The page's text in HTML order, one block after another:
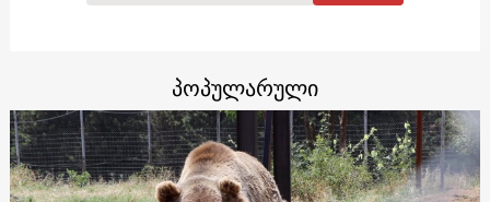
პოპულარული